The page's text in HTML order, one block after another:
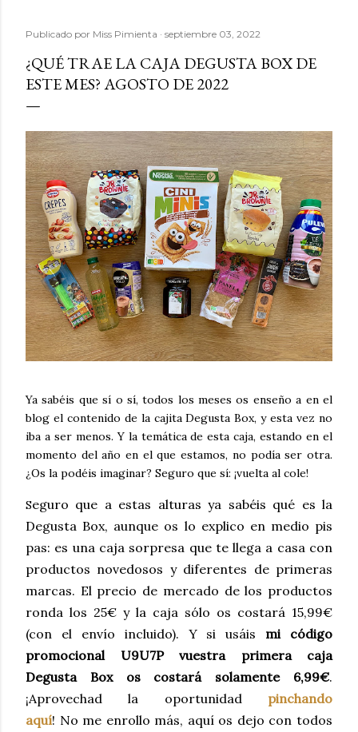
Publicado por Miss Pimienta septiembre 03, 2022
¿QUÉ TRAE LA CAJA DEGUSTA BOX DE
ESTE MES? AGOSTO DE 2022
Ya sabéis que sí o sí, todos los meses os enseño a en el
blog el contenido de la cajita Degusta Box, y esta vez no
iba a ser menos. Y la temática de esta caja, estando en el
momento del año en el que estamos, no podía ser otra.
¿Os la podéis imaginar? Seguro que sí: ¡vuelta al cole!
Seguro que a estas alturas ya sabéis qué es la
Degusta Box, aunque os lo explico en medio pis
pas: es una caja sorpresa que te llega a casa con
productos novedosos y diferentes de primeras
marcas. El precio de mercado de los productos
ronda los 25€ y la caja sólo os costará 15,99€
(con el envío incluido). Y si usáis mi código
promocional U9U7P vuestra primera caja
Degusta Box os costará solamente 6,99€.
¡Aprovechad la oportunidad pinchando
aquí! No me enrollo más, aquí os dejo con todos